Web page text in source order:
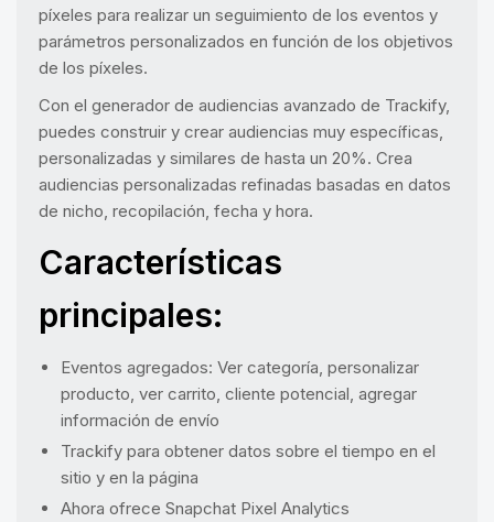
píxeles para realizar un seguimiento de los eventos y
parámetros personalizados en función de los objetivos
de los píxeles.
Con el generador de audiencias avanzado de Trackify,
puedes construir y crear audiencias muy específicas,
personalizadas y similares de hasta un 20%. Crea
audiencias personalizadas refinadas basadas en datos
de nicho, recopilación, fecha y hora.
Características
principales:
Eventos agregados: Ver categoría, personalizar
producto, ver carrito, cliente potencial, agregar
información de envío
Trackify para obtener datos sobre el tiempo en el
sitio y en la página
Ahora ofrece Snapchat Pixel Analytics